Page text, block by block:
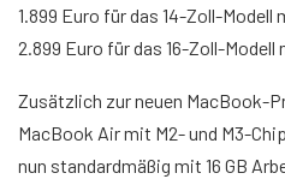
1.899 Euro für das 14-Zoll-Modell
2.899 Euro für das 16-Zoll-Modell
Zusätzlich zur neuen MacBook-
MacBook Air mit M2- und M3-
nun standardmäßig mit 16 GB